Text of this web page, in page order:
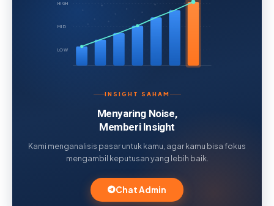
HIGH
MID
LOW
INSIGHT SAHAM
Menyaring Noise,
Memberi Insight
Kami menganalisis pasar untuk kamu, agar kamu bisa fokus
mengambil keputusan yang lebih baik.
Chat Admin